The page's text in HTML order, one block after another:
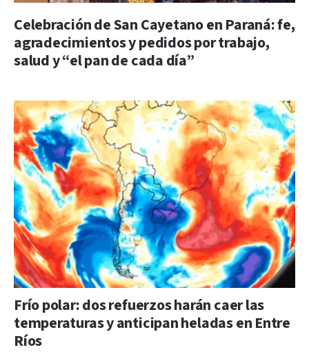
Celebración de San Cayetano en Paraná: fe,
agradecimientos y pedidos por trabajo,
salud y “el pan de cada día”
Frío polar: dos refuerzos harán caer las
temperaturas y anticipan heladas en Entre
Ríos